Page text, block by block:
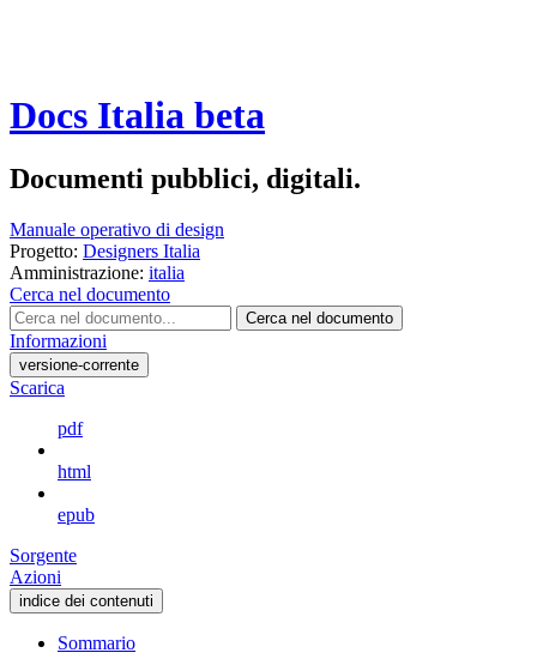
Docs Italia beta
Documenti pubblici, digitali.
Manuale operativo di design
Progetto: Designers Italia
Amministrazione: italia
Cerca nel documento
Cerca nel documento
Informazioni
versione-corrente
Scarica
pdf
html
epub
Sorgente
Azioni
indice dei contenuti
Sommario